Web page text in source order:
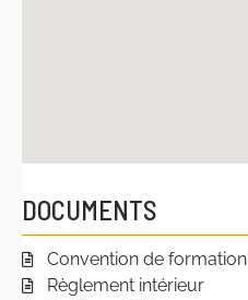
DOCUMENTS
Convention de formation
Règlement intérieur